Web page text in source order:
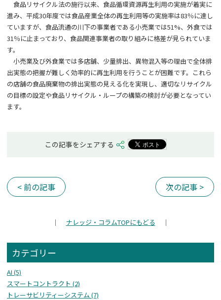
食品リサイクル法の施行以来、食品循環資源再生利用の実施が着実に
進み、平成30年度では食品産業全体の再生利用等の実施率は83％に達し
ていますが、食品流通の川下の事業者である小売業では51%、外食では
31％に止まっており、食品関連事業者の取り組みに格差が見られていま
す。
小売業及び外食業では多店舗、少量排出、異物混入等の理由で全体排
出実態の把握が難しく効率的に再生利用を行うことが困難です。これら
の店舗の食品廃棄物の排出実態の見える化を実現し、適切なリサイクル
の目標の設定や食品リサイクル・ループの構築の検討が必要となってい
ます。
この記事をシェアする
< 前の記事 次の記事 >
｜ ナレッジ・コラムTOPにもどる ｜
カテゴリー
AI (5)
スマートコントラクト (2)
トレーサビリティーシステム (7)